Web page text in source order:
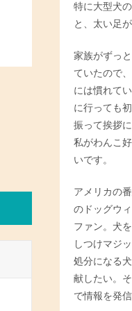
特に大型犬
と、太い足
家族がずっ
ていたので
には慣れて
に行っても
振って挨拶
私がわんこ
いです。
アメリカの
のドッグウ
ファン。犬
しつけマジ
処分になる
献したい。
で情報を発